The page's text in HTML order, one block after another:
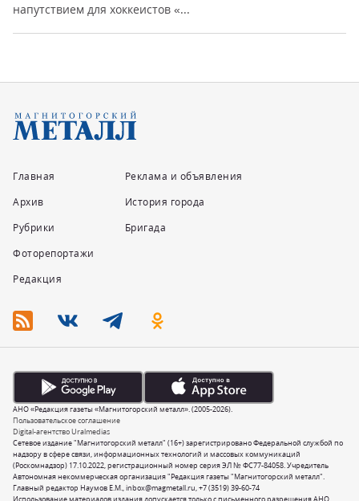
напутствием для хоккеистов «...
Главная
Архив
Рубрики
Фоторепортажи
Редакция
Реклама и объявления
История города
Бригада
Сетевое издание "Магнитогорский металл" (16+) зарегистрировано Федеральной службой по
надзору в сфере связи, информационных технологий и массовых коммуникаций
(Роскомнадзор) 17.10.2022, регистрационный номер серия ЭЛ № ФС77-84058. Учредитель
Автономная некоммерческая организация "Редакция газеты "Магнитогорский металл".
Главный редактор Наумов Е.М.,inbox@magmetall.ru,+7 (3519) 39-60-74
Пользовательское соглашение
Digital-агентство Uralmedias
АНО «Редакция газеты «Магнитогорский металл». (2005-2026).